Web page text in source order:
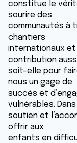
constitue le
sourire des
communautés à
chantiers
internationaux et
contribution
soit-elle pour
nous un gage de
succès et
vulnérables.
soutien et
offrir aux
enfants en